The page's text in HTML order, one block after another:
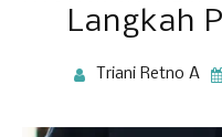
Langkah
Triani Retno A